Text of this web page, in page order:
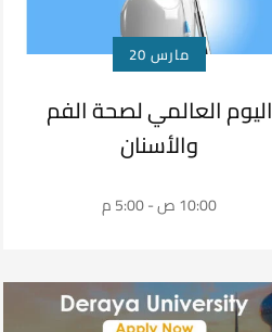
مارس 20
اليوم العالمي لصحة الفم
والأسنان
10:00 ص - 5:00 م